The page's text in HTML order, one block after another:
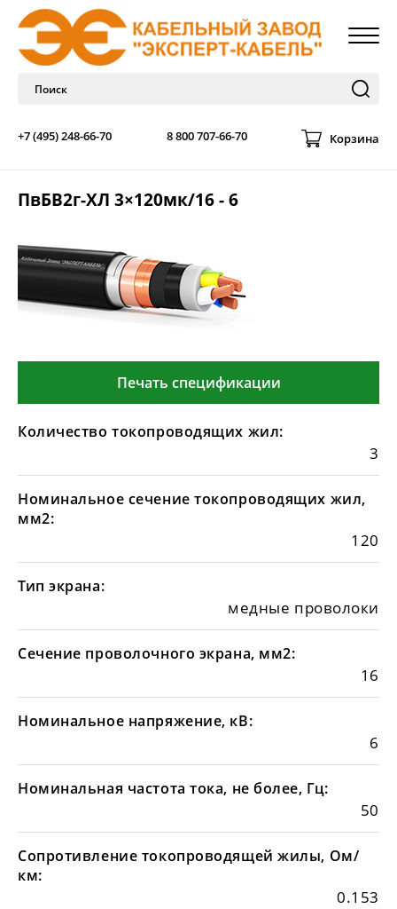
+7 (495) 248-66-70 8 800 707-66-70 Корзина
ПвБВ2г-ХЛ 3×120мк/16 - 6
Печать спецификации
Количество токопроводящих жил:
3
Номинальное сечение токопроводящих жил,
мм2:
120
Тип экрана:
медные проволоки
Сечение проволочного экрана, мм2:
16
Номинальное напряжение, кВ:
6
Номинальная частота тока, не более, Гц:
50
Сопротивление токопроводящей жилы, Ом/
км:
0.153